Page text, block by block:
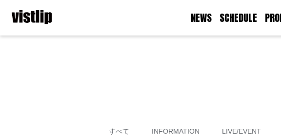
NEWS SCHEDULE
すべて INFORMATION LIVE/EVENT